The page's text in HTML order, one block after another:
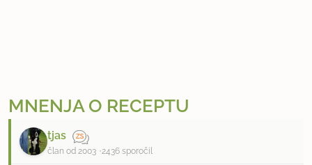
MNENJA O RECEPTU
tjas
član od 2003 2436 sporočil